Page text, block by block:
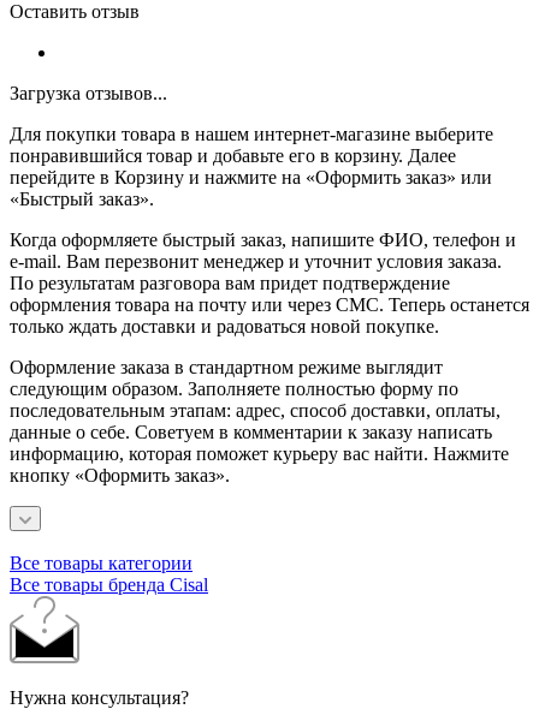
Оставить отзыв
Загрузка отзывов...
Для покупки товара в нашем интернет-магазине выберите
понравившийся товар и добавьте его в корзину. Далее
перейдите в Корзину и нажмите на «Оформить заказ» или
«Быстрый заказ».
Когда оформляете быстрый заказ, напишите ФИО, телефон и
e-mail. Вам перезвонит менеджер и уточнит условия заказа.
По результатам разговора вам придет подтверждение
оформления товара на почту или через СМС. Теперь останется
только ждать доставки и радоваться новой покупке.
Оформление заказа в стандартном режиме выглядит
следующим образом. Заполняете полностью форму по
последовательным этапам: адрес, способ доставки, оплаты,
данные о себе. Советуем в комментарии к заказу написать
информацию, которая поможет курьеру вас найти. Нажмите
кнопку «Оформить заказ».
Все товары категории
Все товары бренда Cisal
Нужна консультация?